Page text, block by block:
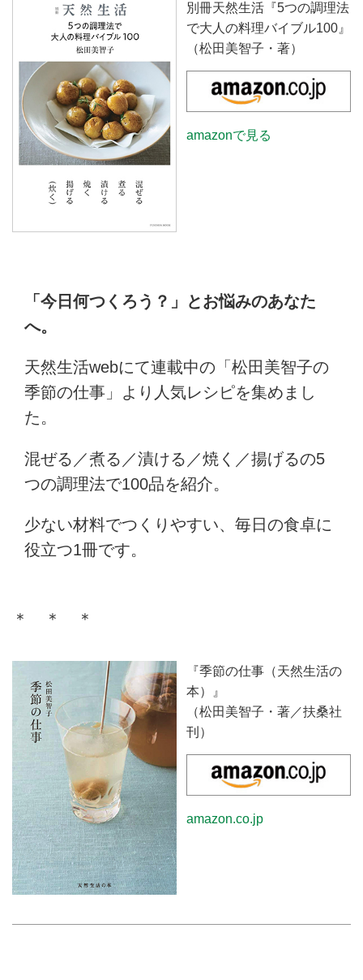
別冊天然生活『5つの調理法
で大人の料理バイブル100』
（松田美智子・著）
amazonで見る
「今日何つくろう？」とお悩みのあなた
へ。
天然生活webにて連載中の「松田美智子の
季節の仕事」より人気レシピを集めまし
た。
混ぜる／煮る／漬ける／焼く／揚げるの5
つの調理法で100品を紹介。
少ない材料でつくりやすい、毎日の食卓に
役立つ1冊です。
＊ ＊ ＊
『季節の仕事（天然生活の
本）』
（松田美智子・著／扶桑社
刊）
amazon.co.jp